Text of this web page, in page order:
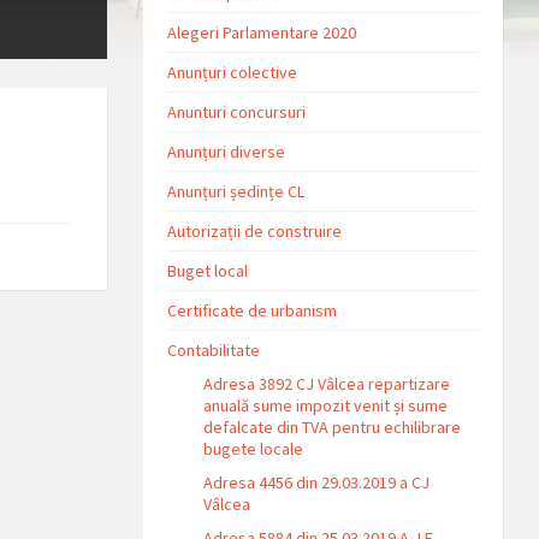
Alegeri Parlamentare 2020
Anunțuri colective
Anunturi concursuri
Anunțuri diverse
Anunțuri ședințe CL
Autorizații de construire
Buget local
Certificate de urbanism
Contabilitate
Adresa 3892 CJ Vâlcea repartizare
anuală sume impozit venit și sume
defalcate din TVA pentru echilibrare
bugete locale
Adresa 4456 din 29.03.2019 a CJ
Vâlcea